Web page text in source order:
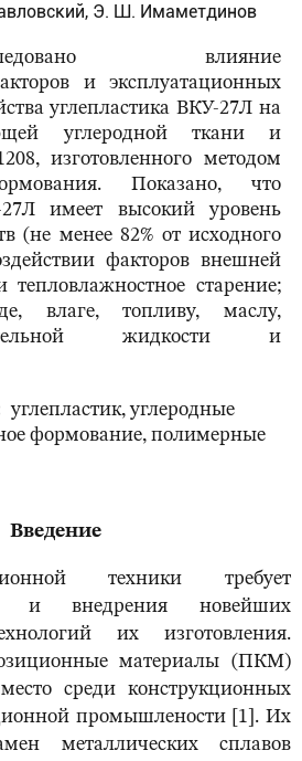
Э. Ш. Имаметдинов
влияние
и эксплуатационных
углепластика ВКУ-27Л на
углеродной ткани и
изготовленного методом
Показано, что
27Л имеет высокий уровень
(не менее 82% от исходного
факторов внешней
тепловлажностное старение;
влаге, топливу, маслу,
жидкости и
углепластик, углеродные
формование, полимерные
Введение
техники требует
и внедрения новейших
их изготовления.
материалы (ПКМ)
среди конструкционных
промышлености [1]. Их
металлических сплавов